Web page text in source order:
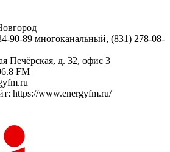
90-89 многоканальный, (831) 278-08-
Печёрская, д. 32, офис 3
FM
https://www.energyfm.ru/